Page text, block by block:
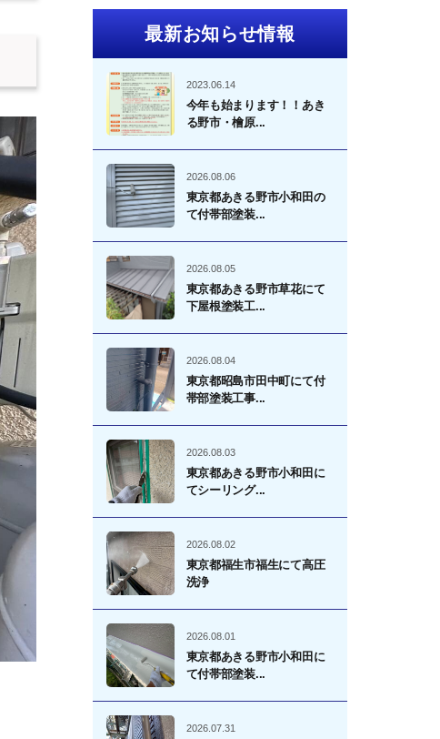
最新お知らせ情報
2023.06.14
今年も始まります！！あき
る野市・檜原...
2026.08.06
東京都あきる野市小和田の
て付帯部塗装...
2026.08.05
東京都あきる野市草花にて
下屋根塗装工...
2026.08.04
東京都昭島市田中町にて付
帯部塗装工事...
2026.08.03
東京都あきる野市小和田に
てシーリング...
2026.08.02
東京都福生市福生にて高圧
洗浄
2026.08.01
東京都あきる野市小和田に
て付帯部塗装...
2026.07.31